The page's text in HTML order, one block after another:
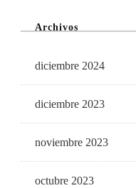
Archivos
diciembre 2024
diciembre 2023
noviembre 2023
octubre 2023